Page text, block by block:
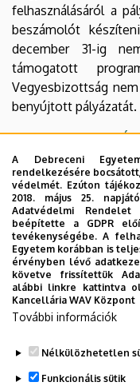
felhasználásáról a
beszámolót
december 31-ig
támogatott
Vegyesbizottság
benyújtott pályázatát.
Kérjük a pályázat
elektronikus úton
Dékáni Hivatalába a
Benyújtási
Legutóbbi frissítés:
A Debreceni
rendelkezésére
védelmét. Ezúton
2018. május 25.
Adatvédelmi
beépítette a GDPR
tevékenységébe. A
Egyetem korábban is
érvényben lévő
követve frissítettük
alábbi linkre kattintva
Kancellária WAV Központ
További információk
Nélkülözhetetlen
Funkcionális sütik